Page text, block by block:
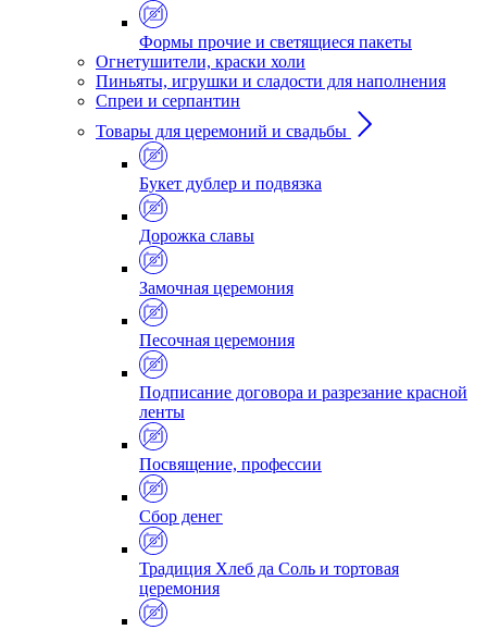
Формы прочие и светящиеся пакеты
Огнетушители, краски холи
Пиньяты, игрушки и сладости для наполнения
Спреи и серпантин
Товары для церемоний и свадьбы
Букет дублер и подвязка
Дорожка славы
Замочная церемония
Песочная церемония
Подписание договора и разрезание красной
ленты
Посвящение, профессии
Сбор денег
Традиция Хлеб да Соль и тортовая
церемония